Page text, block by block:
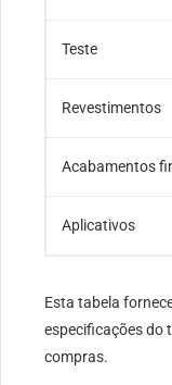
Teste
Revestimentos
Acabamentos
Aplicativos
Esta tabela
especificações do
compras.